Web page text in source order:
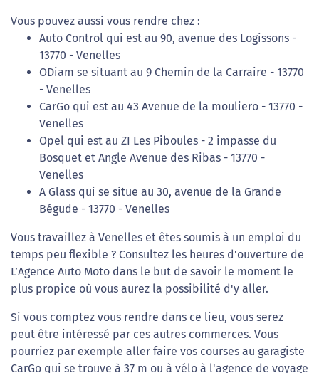
Vous pouvez aussi vous rendre chez :
Auto Control qui est au 90, avenue des Logissons -
13770 - Venelles
ODiam se situant au 9 Chemin de la Carraire - 13770
- Venelles
CarGo qui est au 43 Avenue de la mouliero - 13770 -
Venelles
Opel qui est au ZI Les Piboules - 2 impasse du
Bosquet et Angle Avenue des Ribas - 13770 -
Venelles
A Glass qui se situe au 30, avenue de la Grande
Bégude - 13770 - Venelles
Vous travaillez à Venelles et êtes soumis à un emploi du
temps peu flexible ? Consultez les heures d'ouverture de
L’Agence Auto Moto dans le but de savoir le moment le
plus propice où vous aurez la possibilité d'y aller.
Si vous comptez vous rendre dans ce lieu, vous serez
peut être intéressé par ces autres commerces. Vous
pourriez par exemple aller faire vos courses au garagiste
CarGo qui se trouve à 37 m ou à vélo à l'agence de voyage